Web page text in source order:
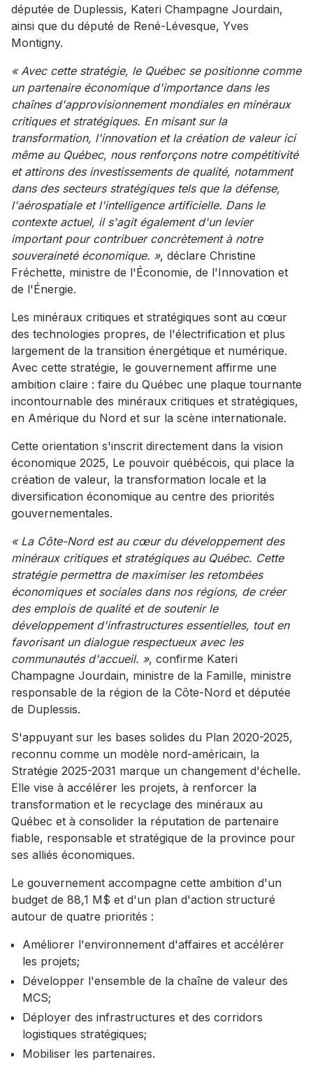
députée de Duplessis, Kateri Champagne Jourdain,
ainsi que du député de René-Lévesque, Yves
Montigny.
« Avec cette stratégie, le Québec se positionne comme
un partenaire économique d'importance dans les
chaînes d'approvisionnement mondiales en minéraux
critiques et stratégiques. En misant sur la
transformation, l'innovation et la création de valeur ici
même au Québec, nous renforçons notre compétitivité
et attirons des investissements de qualité, notamment
dans des secteurs stratégiques tels que la défense,
l'aérospatiale et l'intelligence artificielle. Dans le
contexte actuel, il s'agit également d'un levier
important pour contribuer concrètement à notre
souveraineté économique. », déclare Christine
Fréchette, ministre de l'Économie, de l'Innovation et
de l'Énergie.
Les minéraux critiques et stratégiques sont au cœur
des technologies propres, de l'électrification et plus
largement de la transition énergétique et numérique.
Avec cette stratégie, le gouvernement affirme une
ambition claire : faire du Québec une plaque tournante
incontournable des minéraux critiques et stratégiques,
en Amérique du Nord et sur la scène internationale.
Cette orientation s'inscrit directement dans la vision
économique 2025, Le pouvoir québécois, qui place la
création de valeur, la transformation locale et la
diversification économique au centre des priorités
gouvernementales.
« La Côte-Nord est au cœur du développement des
minéraux critiques et stratégiques au Québec. Cette
stratégie permettra de maximiser les retombées
économiques et sociales dans nos régions, de créer
des emplois de qualité et de soutenir le
développement d'infrastructures essentielles, tout en
favorisant un dialogue respectueux avec les
communautés d'accueil. », confirme Kateri
Champagne Jourdain, ministre de la Famille, ministre
responsable de la région de la Côte-Nord et députée
de Duplessis.
S'appuyant sur les bases solides du Plan 2020-2025,
reconnu comme un modèle nord-américain, la
Stratégie 2025-2031 marque un changement d'échelle.
Elle vise à accélérer les projets, à renforcer la
transformation et le recyclage des minéraux au
Québec et à consolider la réputation de partenaire
fiable, responsable et stratégique de la province pour
ses alliés économiques.
Le gouvernement accompagne cette ambition d'un
budget de 88,1 M$ et d'un plan d'action structuré
autour de quatre priorités :
Améliorer l'environnement d'affaires et accélérer
les projets;
Développer l'ensemble de la chaîne de valeur des
MCS;
Déployer des infrastructures et des corridors
logistiques stratégiques;
Mobiliser les partenaires.